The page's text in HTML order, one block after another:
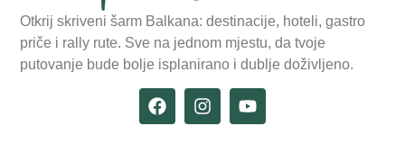
Otkrij skriveni šarm Balkana: destinacije, hoteli, gastro
priče i rally rute. Sve na jednom mjestu, da tvoje
putovanje bude bolje isplanirano i dublje doživljeno.